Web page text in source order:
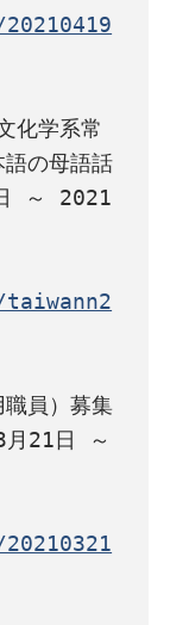
化学系常
の母語話
～ 2021
員）募集
月21日 ～